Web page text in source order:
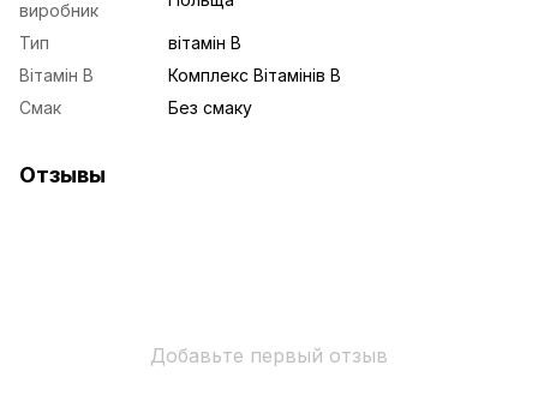
виробник
Тип
вітамін B
Вітамін B
Комплекс Вітамінів B
Смак
Без смаку
Отзывы
Добавьте первый отзыв